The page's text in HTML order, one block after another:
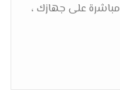
على جهازك ،